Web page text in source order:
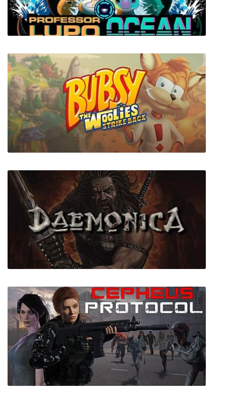
Forest
Professor Lupo: Ocean
Bubsy: The Woolies Strike Back
Daemonica: Зов Смерти